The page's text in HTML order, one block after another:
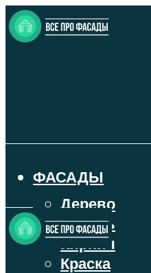
ФАСАДЫ
Дерево
Камень
Кирпич
Краска